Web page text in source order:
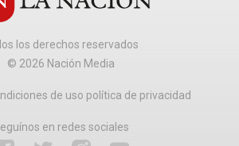
los derechos reservados
© 2026 Nación Media
de uso política de privacidad
en redes sociales